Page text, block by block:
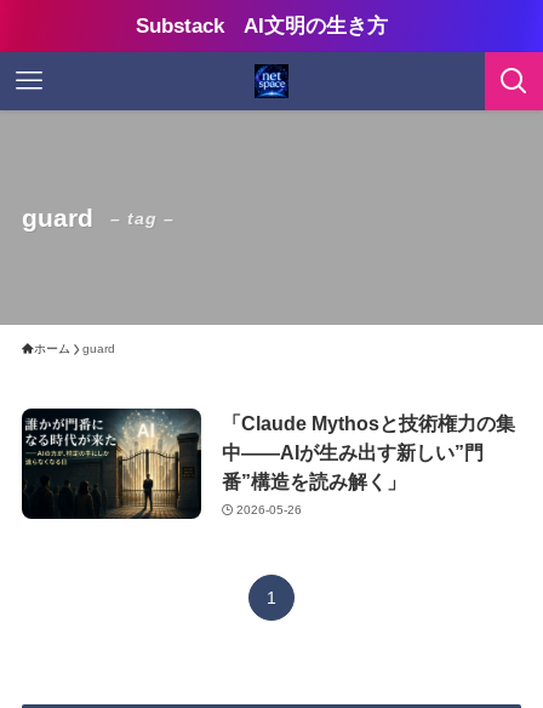
Substack AI文明の生き方
guard – tag –
ホーム guard
「Claude Mythosと技術権力の集
中——AIが生み出す新しい”門
番”構造を読み解く」
2026-05-26
1